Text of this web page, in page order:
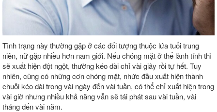
Tình trạng này thường gặp ở các đối tượng thuộc lứa tuổi trung
niên, nữ gặp nhiều hơn nam giới. Nếu chóng mặt ở thể lành tính thì
sẽ xuất hiện đột ngột, thường kéo dài chỉ vài giây rồi tự hết. Tuy
nhiên, cũng có những cơn chóng mặt, nhức đầu xuất hiện thành
chuỗi kéo dài trong vài ngày đến vài tuần, có thể chỉ xuất hiện trong
vài giờ nhưng nhiều khả năng vẫn sẽ tái phát sau vài tuần, vài
tháng đến vài năm.